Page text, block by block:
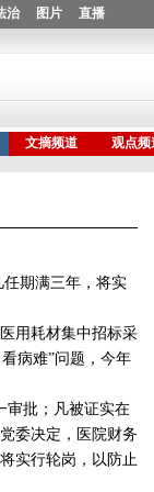
期满三年，将实
用耗材集中招标采
病难”问题，今年
批；凡被证实在
委决定，医院财务
实行轮岗，以防止